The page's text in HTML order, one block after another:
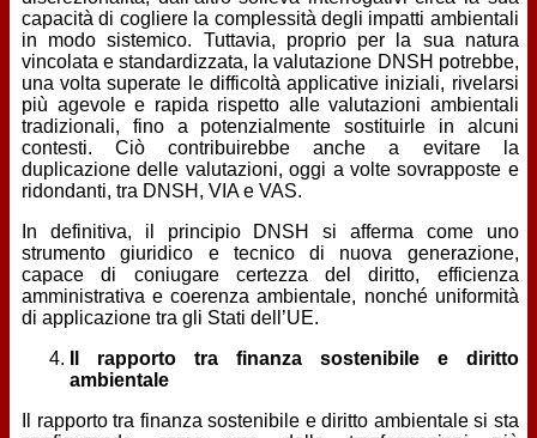
capacità di cogliere la complessità degli impatti ambientali
in modo sistemico. Tuttavia, proprio per la sua natura
vincolata e standardizzata, la valutazione DNSH potrebbe,
una volta superate le difficoltà applicative iniziali, rivelarsi
più agevole e rapida rispetto alle valutazioni ambientali
tradizionali, fino a potenzialmente sostituirle in alcuni
contesti. Ciò contribuirebbe anche a evitare la
duplicazione delle valutazioni, oggi a volte sovrapposte e
ridondanti, tra DNSH, VIA e VAS.
In definitiva, il principio DNSH si afferma come uno
strumento giuridico e tecnico di nuova generazione,
capace di coniugare certezza del diritto, efficienza
amministrativa e coerenza ambientale, nonché uniformità
di applicazione tra gli Stati dell’UE.
Il rapporto tra finanza sostenibile e diritto
ambientale
Il rapporto tra finanza sostenibile e diritto ambientale si sta